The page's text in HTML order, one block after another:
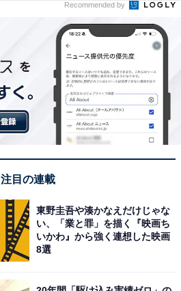
Recommended by
注目の連載
東野圭吾や湊かなえだけじゃな
い、「業と罪」を描く『映画ち
いかわ』から強く連想した映画
8選